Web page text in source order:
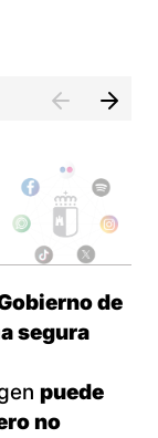
de
segura
puede
no